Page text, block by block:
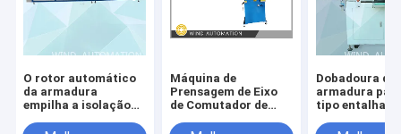
O rotor automático
da armadura
empilha a isolação
Máquina de
Prensagem de Eixo
de Comutador de
Dobadoura da
armadura
tipo